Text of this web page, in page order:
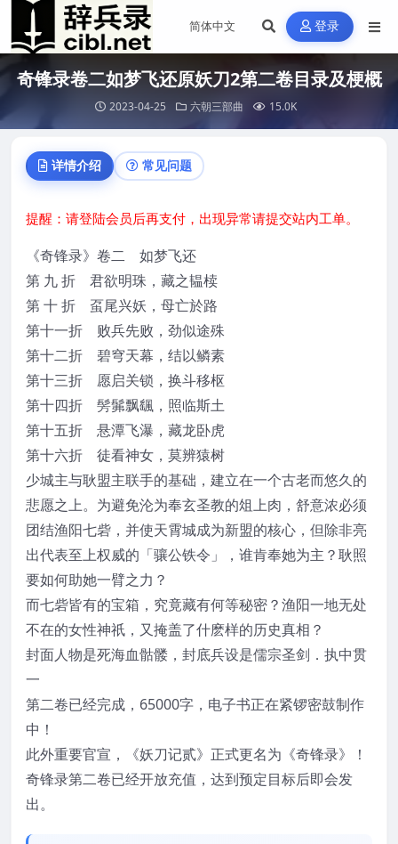
登录
奇锋录卷二如梦飞还原妖刀2第二卷目录及梗概
2023-04-25 六朝三部曲 15.0K
详情介绍 常见问题
提醒：请登陆会员后再支付，出现异常请提交站内工单。
《奇锋录》卷二 如梦飞还
第 九 折 君欲明珠，藏之韫椟
第 十 折 虿尾兴妖，母亡於路
第十一折 败兵先败，劲似途殊
第十二折 碧穹天幕，结以鳞素
第十三折 愿启关锁，换斗移枢
第十四折 髣髴飘颻，照临斯土
第十五折 悬潭飞瀑，藏龙卧虎
第十六折 徒看神女，莫辨猿树
少城主与耿盟主联手的基础，建立在一个古老而悠久的
悲愿之上。为避免沦为奉玄圣教的俎上肉，舒意浓必须
团结渔阳七砦，并使天霄城成为新盟的核心，但除非亮
出代表至上权威的「骧公铁令」，谁肯奉她为主？耿照
要如何助她一臂之力？
而七砦皆有的宝箱，究竟藏有何等秘密？渔阳一地无处
不在的女性神祇，又掩盖了什麽样的历史真相？
封面人物是死海血骷髅，封底兵设是儒宗圣剑．执中贯
一
第二卷已经完成，65000字，电子书正在紧锣密鼓制作
中！
此外重要官宣，《妖刀记贰》正式更名为《奇锋录》！
奇锋录第二卷已经开放充值，达到预定目标后即会发
出。